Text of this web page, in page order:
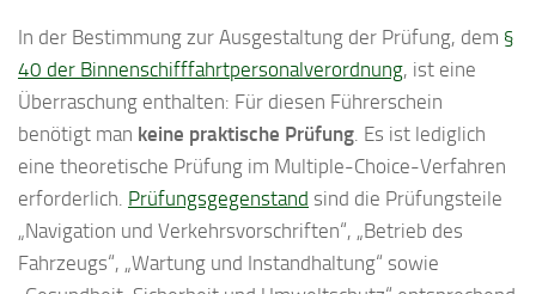
In der Bestimmung zur Ausgestaltung der Prüfung, dem §
40 der Binnenschifffahrtpersonalverordnung, ist eine
Überraschung enthalten: Für diesen Führerschein
benötigt man keine praktische Prüfung . Es ist lediglich
eine theoretische Prüfung im Multiple-Choice-Verfahren
erforderlich. Prüfungsgegenstand sind die Prüfungsteile
„Navigation und Verkehrsvorschriften“, „Betrieb des
Fahrzeugs“, „Wartung und Instandhaltung“ sowie